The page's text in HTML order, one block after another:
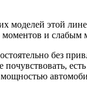
моделей этой
и слабым
без